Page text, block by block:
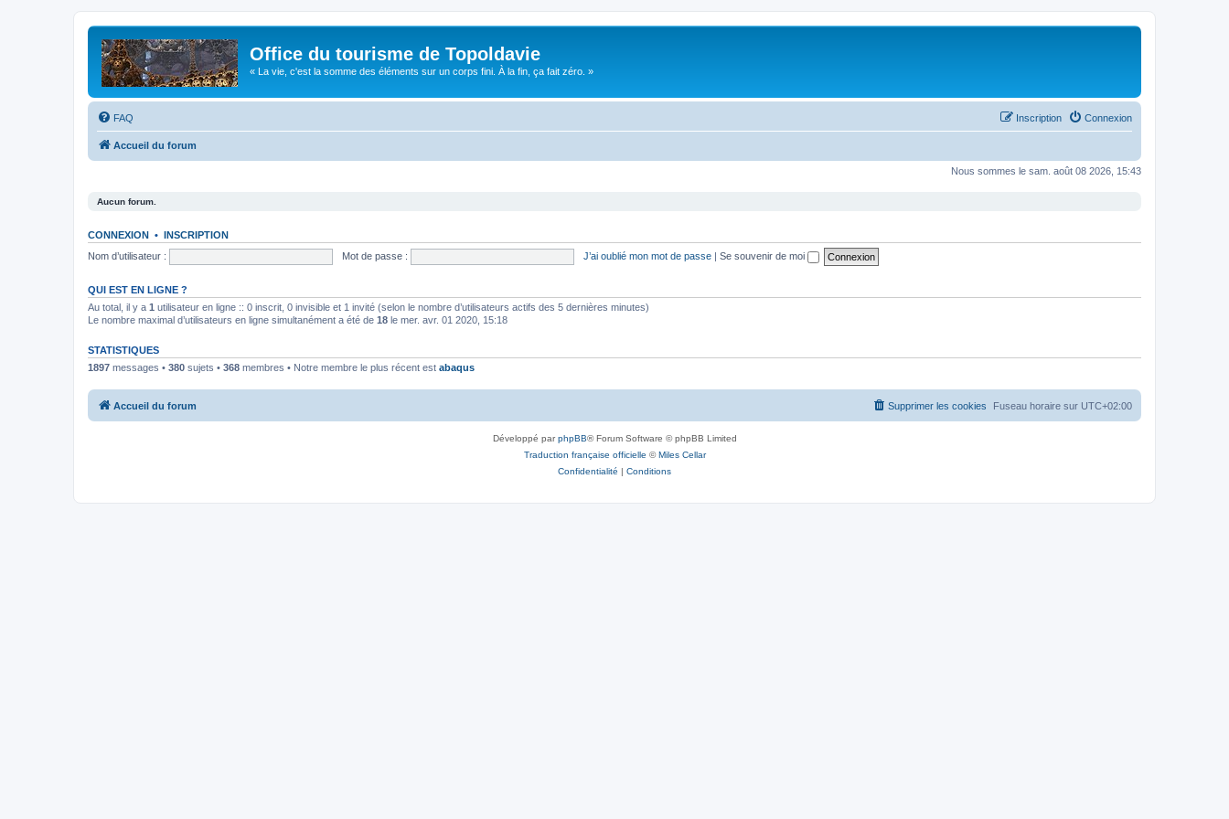
Office du tourisme de Topoldavie
« La vie, c'est la somme des éléments sur un corps fini. À la fin, ça fait zéro. »
FAQ Connexion
Inscription
Accueil du forum
Nous sommes le sam. août 08 2026, 15:43
Aucun forum.
CONNEXION • INSCRIPTION
Nom d’utilisateur :
Mot de passe : J’ai oublié mon mot de passe | Se souvenir de moi
QUI EST EN LIGNE ?
Au total, il y a 1 utilisateur en ligne :: 0 inscrit, 0 invisible et 1 invité (selon le nombre d’utilisateurs actifs des 5 dernières minutes)
Le nombre maximal d’utilisateurs en ligne simultanément a été de 18 le mer. avr. 01 2020, 15:18
STATISTIQUES
1897 messages • 380 sujets • 368 membres • Notre membre le plus récent est abaqus
Accueil du forum Fuseau horaire sur UTC+02:00
Supprimer les cookies
Développé parphpBB® Forum Software © phpBB Limited
Traduction française officielle ©Miles Cellar
Confidentialité | Conditions